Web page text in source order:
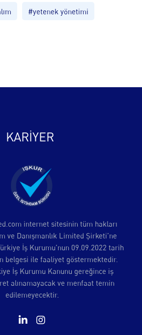
#yetenek yönetimi
KARİYER
internet sitesinin tüm hakları
ve Danışmanlık Limited Şirketi’ne
İş Kurumu’nun 09.09.2022 tarih
belgesi ile faaliyet göstermektedir.
İş Kurumu Kanunu gereğince iş
alınamayacak ve menfaat temin
edilemeyecektir.